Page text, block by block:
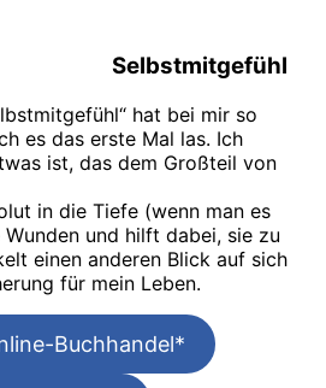
Selbstmitgefühl
hat bei mir so
es das erste Mal las. Ich
ist, das dem Großteil von
in die Tiefe (wenn man es
und hilft dabei, sie zu
einen anderen Blick auf sich
für mein Leben.
Buchhandel*